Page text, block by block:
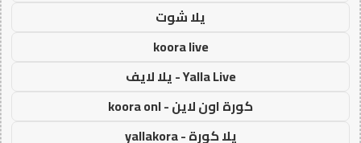
يلا شوت
koora live
Yalla Live - يلا لايف
كورة اون لاين - koora onl
يلا كورة - yallakora